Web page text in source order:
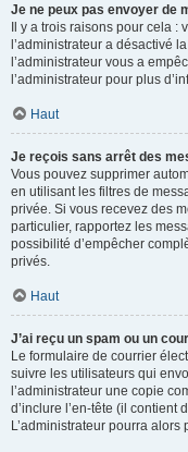
Je ne peux pas envoyer de
Il y a trois raisons pour cela :
l’administrateur a désactivé
l’administrateur vous a
l’administrateur pour plus
Haut
Je reçois sans arrêt des
Vous pouvez supprimer
en utilisant les filtres de
privée. Si vous recevez des
particulier, rapportez les
possibilité d’empêcher
privés.
Haut
J’ai reçu un spam ou un
Le formulaire de courrier
suivre les utilisateurs qui
l’administrateur une copie
d’inclure l’en-tête (il contient
L’administrateur pourra